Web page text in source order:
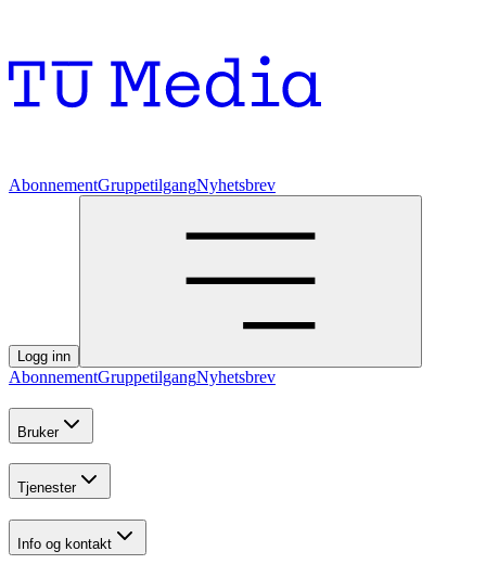
AbonnementGruppetilgangNyhetsbrev
Logg inn
AbonnementGruppetilgangNyhetsbrev
Bruker
Tjenester
Info og kontakt